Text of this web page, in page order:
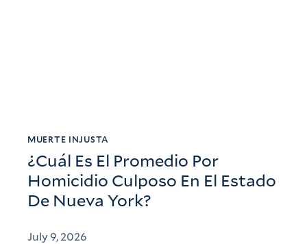
MUERTE INJUSTA
¿Cuál Es El Promedio Por
Homicidio Culposo En El Estado
De Nueva York?
July 9, 2026